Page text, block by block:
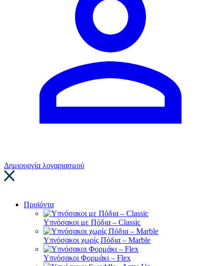
Δημιουργία λογαριασμού
Προϊόντα
Υπνόσακοι με Πόδια – Classic
Υπνόσακοι χωρίς Πόδια – Marble
Υπνόσακοι Φορμάκι – Flex